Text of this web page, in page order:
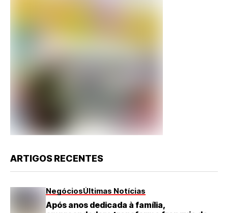
ARTIGOS RECENTES
NegóciosÚltimas Notícias
Após anos dedicada à família,